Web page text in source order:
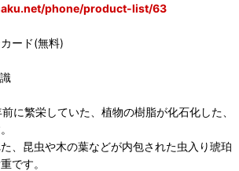
phone/product-list/63
ード(無料)
に繁栄していた、植物の樹脂が化石化した、
、昆虫や木の葉などが内包された虫入り琥珀
です。